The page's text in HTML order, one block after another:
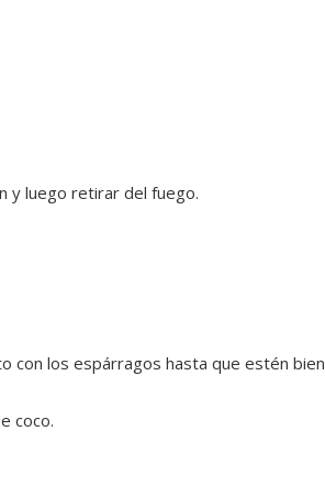
y luego retirar del fuego.
con los espárragos hasta que estén bien
coco.